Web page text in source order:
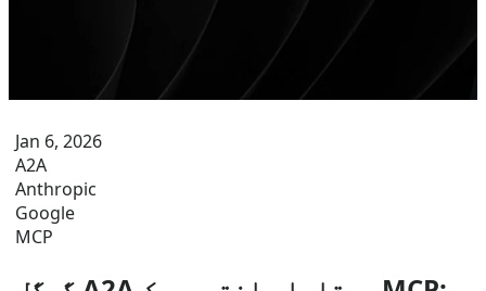
Jan 6, 2026
A2A
Anthropic
Google
MCP